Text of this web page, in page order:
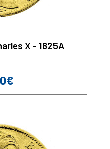
X - 1825A